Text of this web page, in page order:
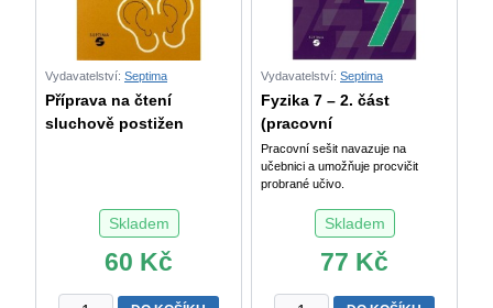
množství
Vydavatelství: Septima
Příprava na čtení
sluchově postižen
Skladem
60 Kč
Příprava
Vydavatelství: Septima
Fyzika 7 – 2. část
(pracovní
Pracovní sešit navazuje na
učebnici a umožňuje procvičit
probrané učivo.
Skladem
77 Kč
Fyzika